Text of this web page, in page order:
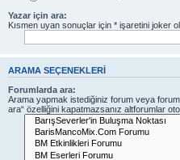
Yazar için ara:
Kısmen uyan sonuçlar için * işaretini joker
ARAMA SEÇENEKLERI
Forumlarda ara:
Arama yapmak istediğiniz forum veya
ara“ özelliğini kapatmazsanız altforumlar